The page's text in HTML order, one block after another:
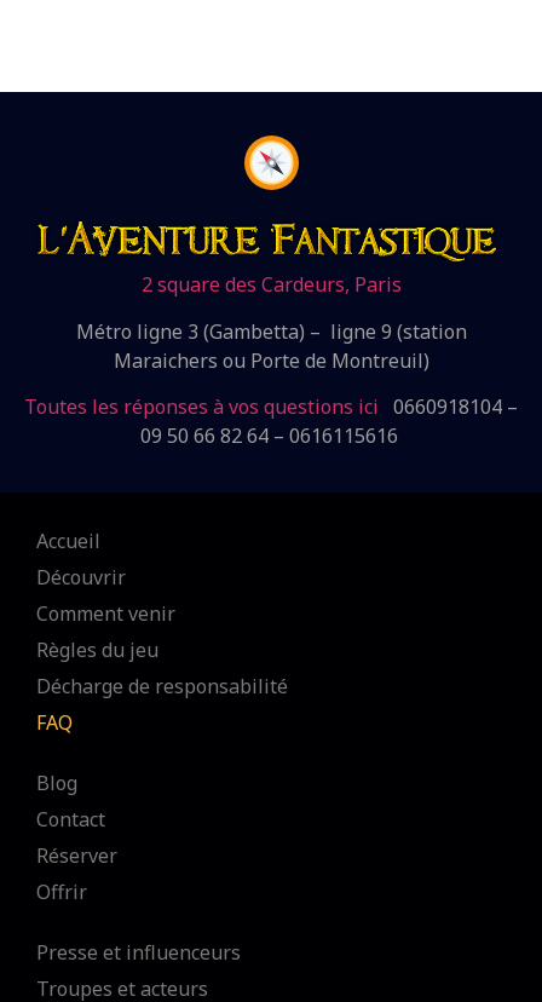
2 square des Cardeurs, Paris
Métro ligne 3 (Gambetta) – ligne 9 (station
Maraichers ou Porte de Montreuil)
Toutes les réponses à vos questions ici 0660918104 –
09 50 66 82 64 – 0616115616
Accueil
Découvrir
Comment venir
Règles du jeu
Décharge de responsabilité
FAQ
Blog
Contact
Réserver
Offrir
Presse et influenceurs
Troupes et acteurs